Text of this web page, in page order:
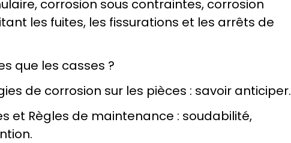
corrosion sous contraintes, corrosion
les fuites, les fissurations et les arrêts de
que les casses ?
de corrosion sur les pièces : savoir anticiper.
et Règles de maintenance : soudabilité,